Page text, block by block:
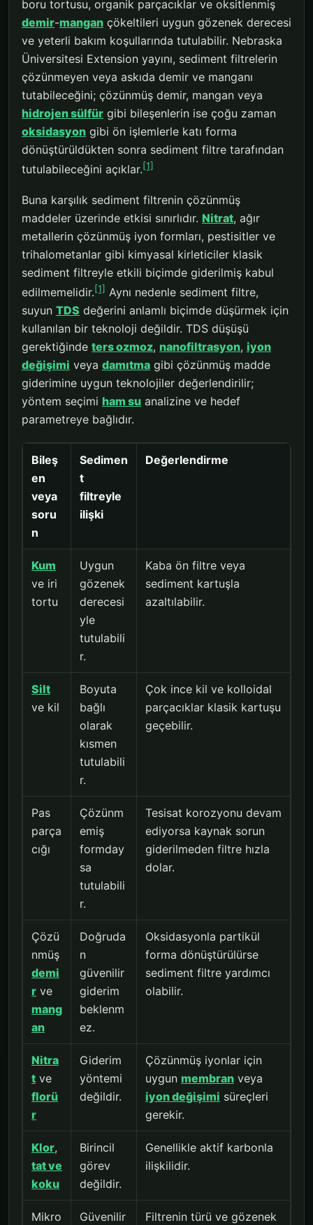
boru tortusu, organik parçacıklar ve oksitlenmiş
demir-mangan çökeltileri uygun gözenek derecesi
ve yeterli bakım koşullarında tutulabilir. Nebraska
Üniversitesi Extension yayını, sediment filtrelerin
çözünmeyen veya askıda demir ve manganı
tutabileceğini; çözünmüş demir, mangan veya
hidrojen sülfür gibi bileşenlerin ise çoğu zaman
oksidasyon gibi ön işlemlerle katı forma
dönüştürüldükten sonra sediment filtre tarafından
tutulabileceğini açıklar.[1]
Buna karşılık sediment filtrenin çözünmüş
maddeler üzerinde etkisi sınırlıdır. Nitrat, ağır
metallerin çözünmüş iyon formları, pestisitler ve
trihalometanlar gibi kimyasal kirleticiler klasik
sediment filtreyle etkili biçimde giderilmiş kabul
edilmemelidir.[1] Aynı nedenle sediment filtre,
suyun TDS değerini anlamlı biçimde düşürmek için
kullanılan bir teknoloji değildir. TDS düşüşü
gerektiğinde ters ozmoz, nanofiltrasyon, iyon
değişimi veya damıtma gibi çözünmüş madde
giderimine uygun teknolojiler değerlendirilir;
yöntem seçimi ham su analizine ve hedef
parametreye bağlıdır.
Bileş
en
veya
soru
n
Sedimen
t
filtreyle
ilişki
Değerlendirme
Kum
ve iri
tortu
Uygun
gözenek
derecesi
yle
tutulabili
r.
Kaba ön filtre veya
sediment kartuşla
azaltılabilir.
Silt
ve kil
Boyuta
bağlı
olarak
kısmen
tutulabili
r.
Çok ince kil ve kolloidal
parçacıklar klasik kartuşu
geçebilir.
Pas
parça
cığı
Çözünm
emiş
formday
sa
tutulabili
r.
Tesisat korozyonu devam
ediyorsa kaynak sorun
giderilmeden filtre hızla
dolar.
Çözü
nmüş
demi
r ve
mang
an
Doğruda
n
güvenilir
giderim
beklenm
ez.
Oksidasyonla partikül
forma dönüştürülürse
sediment filtre yardımcı
olabilir.
Nitra
t ve
florü
r
Giderim
yöntemi
değildir.
Çözünmüş iyonlar için
uygun membran veya
iyon değişimi süreçleri
gerekir.
Klor,
tat ve
koku
Birincil
görev
değildir.
Genellikle aktif karbonla
ilişkilidir.
Mikro
Güvenilir
Filtrenin türü ve gözenek